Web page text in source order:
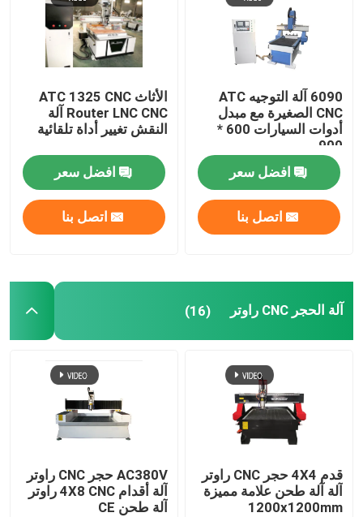
6090 آلة التوجيه ATC
CNC الصغيرة مع مبدل
أدوات السيارات 600 *
900 مم
افضل سعر
اتصل بنا
الأثاث ATC 1325 CNC
Router LNC CNC آلة
النقش تغيير أداة تلقائية
افضل سعر
اتصل بنا
آلة الحجر CNC راوتر (16)
قدم 4X4 حجر CNC راوتر
آلة آلة طحن علامة مميزة
1200x1200mm
AC380V حجر CNC راوتر
آلة أقدام 4X8 CNC راوتر
آلة طحن CE